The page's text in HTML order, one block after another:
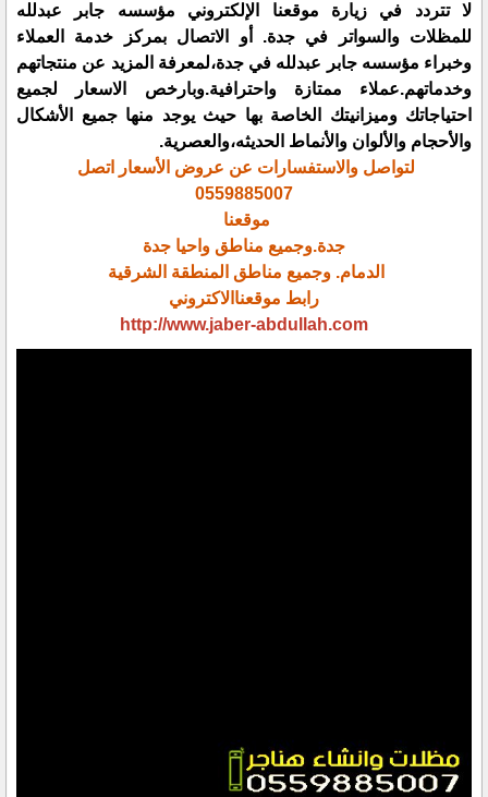
لا تتردد في زيارة موقعنا الإلكتروني مؤسسه جابر عبدلله
للمظلات والسواتر في جدة. أو الاتصال بمركز خدمة العملاء
وخبراء مؤسسه جابر عبدلله في جدة،لمعرفة المزيد عن منتجاتهم
وخدماتهم.عملاء ممتازة واحترافية.وبارخص الاسعار لجميع
احتياجاتك وميزانيتك الخاصة بها حيث يوجد منها جميع الأشكال
والأحجام والألوان والأنماط الحديثه،والعصرية.
لتواصل والاستفسارات عن عروض الأسعار اتصل
0559885007
موقعنا
جدة.وجميع مناطق واحيا جدة
الدمام. وجميع مناطق المنطقة الشرقية
رابط موقعناالاكتروني
http://www.jaber-abdullah.com